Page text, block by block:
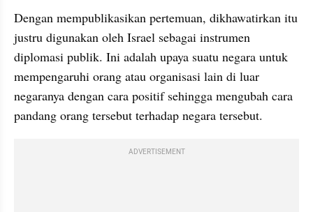
Dengan mempublikasikan pertemuan, dikhawatirkan itu
justru digunakan oleh Israel sebagai instrumen
diplomasi publik. Ini adalah upaya suatu negara untuk
mempengaruhi orang atau organisasi lain di luar
negaranya dengan cara positif sehingga mengubah cara
pandang orang tersebut terhadap negara tersebut.
ADVERTISEMENT